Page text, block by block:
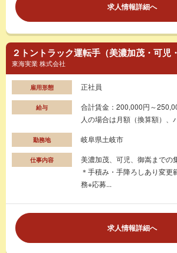
求人情報詳細へ
２トントラック運転手（美濃加茂・可児
東海実業 株式会社
雇用形態 正社員
給与
合計賃金：200,000円～
人の場合は月額（換算額）、
勤務地 岐阜県土岐市
仕事内容
美濃加茂、可児、御嵩までの
＊手積み・手降ろしあり変更
務※応募...
求人情報詳細へ